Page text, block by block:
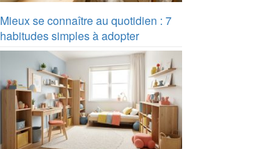
Mieux se connaître au quotidien : 7
habitudes simples à adopter